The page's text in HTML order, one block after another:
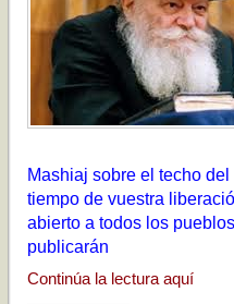
Mashiaj sobre el techo
tiempo de vuestra
abierto a todos los
publicarán
Continúa la lectura aquí